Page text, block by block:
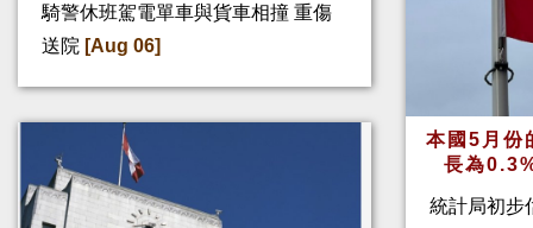
騎警休班駕電單車與貨車相撞 重傷
送院 [Aug 06]
本國5月份
長為
統計局初步